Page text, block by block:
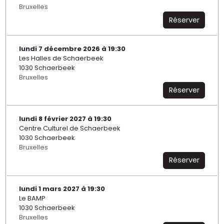
Bruxelles
Réserver
lundi 7 décembre 2026 à 19:30
Les Halles de Schaerbeek
1030 Schaerbeek
Bruxelles
Réserver
lundi 8 février 2027 à 19:30
Centre Culturel de Schaerbeek
1030 Schaerbeek
Bruxelles
Réserver
lundi 1 mars 2027 à 19:30
Le BAMP
1030 Schaerbeek
Bruxelles